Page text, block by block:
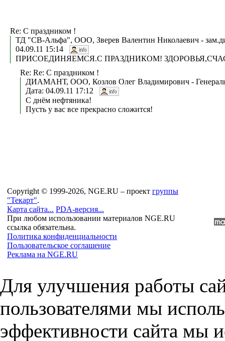
Re: С праздником !
ТД "СВ-Альфа", ООО, Зверев Валентин Николаевич -
04.09.11 15:14
ПРИСОЕДИНЯЕМСЯ.С ПРАЗДНИКОМ!
Re: Re: С праздником !
ДИАМАНТ, ООО, Козлов Олег Владимирович -
Дата: 04.09.11 17:12
С днём нефтяника!
Пусть у вас все прекрасно сложится!
Copyright © 1999-2026, NGE.RU – проект группы
"Текарт".
Карта сайта... PDA-версия...
При любом использовании материалов NGE.RU
ссылка обязательна.
Политика конфиденциальности
Пользовательское соглашение
Реклама на NGE.RU
Для улучшения работы
пользователями мы
эффективности сайта мы